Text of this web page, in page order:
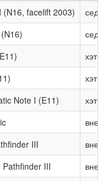
(N16, facelift 2003)
Note I (E11)
III
III